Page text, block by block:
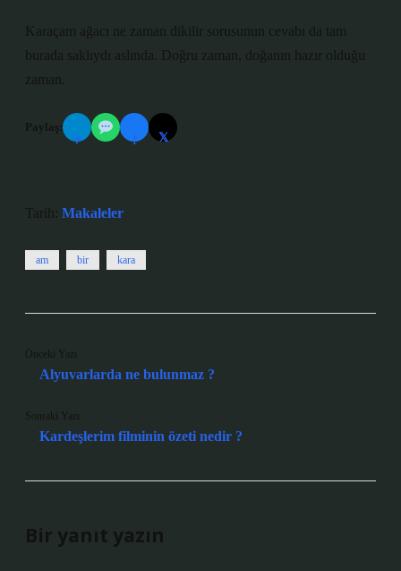
Karaçam ağacı ne zaman dikilir sorusunun cevabı da tam
burada saklıydı aslında. Doğru zaman, doğanın hazır olduğu
zaman.
Paylaş:
✈ f 𝕏
Tarih: Makaleler
am bir kara
Önceki Yazı
Alyuvarlarda ne bulunmaz ?
Sonraki Yazı
Kardeşlerim filminin özeti nedir ?
Bir yanıt yazın